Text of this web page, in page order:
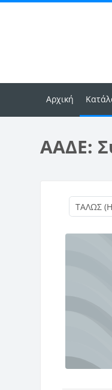
Αρχική
ΑΑΔΕ: